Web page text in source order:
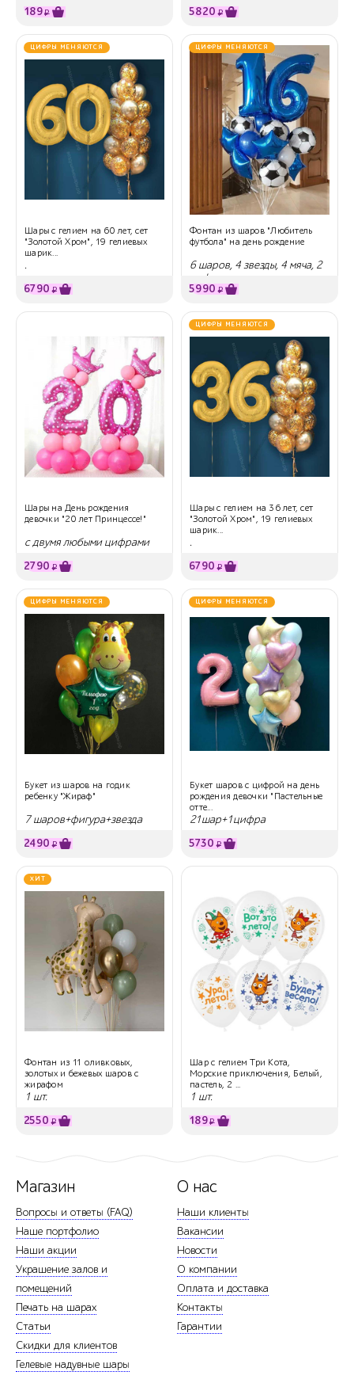
189₽ 5820 ₽
ЦИФРЫ МЕНЯЮТСЯ
Шары с гелием на 60 лет, сет
"Золотой Хром", 19 гелиевых
шарик...
.
6790 ₽
ЦИФРЫ МЕНЯЮТСЯ
Фонтан из шаров "Любитель
футбола" на день рождение
6 шаров, 4 звезды, 4 мяча, 2
цифры
5990 ₽
Шары на День рождения
девочки "20 лет Принцессе!"
с двумя любыми цифрами
2790 ₽
ЦИФРЫ МЕНЯЮТСЯ
Шары с гелием на 36 лет, сет
"Золотой Хром", 19 гелиевых
шарик...
.
6790 ₽
ЦИФРЫ МЕНЯЮТСЯ
Букет из шаров на годик
ребенку "Жираф"
7 шаров+фигура+звезда
2490 ₽
ЦИФРЫ МЕНЯЮТСЯ
Букет шаров с цифрой на день
рождения девочки "Пастельные
отте...
21шар+1цифра
5730 ₽
ХИТ
Фонтан из 11 оливковых,
золотых и бежевых шаров с
жирафом
1 шт.
2550 ₽
Шар с гелием Три Кота,
Морские приключения, Белый,
пастель, 2 ...
1 шт.
189₽
Магазин
Вопросы и ответы (FAQ)
Наше портфолио
Наши акции
Украшение залов и
помещений
Печать на шарах
Статьи
Скидки для клиентов
Гелевые надувные шары
О нас
Наши клиенты
Вакансии
Новости
О компании
Оплата и доставка
Контакты
Гарантии